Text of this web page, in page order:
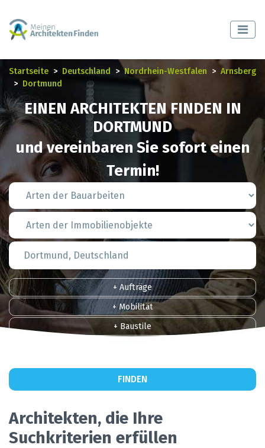
Startseite Deutschland Nordrhein-Westfalen
Arnsberg
Dortmund
EINEN ARCHITEKTEN FINDEN IN
DORTMUND
und vereinbaren Sie sofort einen
Termin!
+ Aufträge
+ Mobilität
+ Baustile
FINDEN
Architekten, die Ihre
Suchkriterien erfüllen